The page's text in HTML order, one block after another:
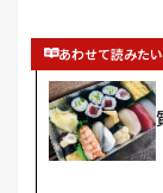
あわせて読みたい